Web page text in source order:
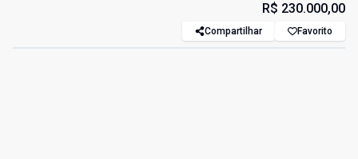
R$ 230.000,00
Compartilhar Favorito